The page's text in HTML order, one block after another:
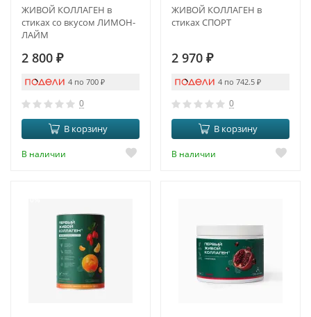
ЖИВОЙ КОЛЛАГЕН в
стиках со вкусом ЛИМОН-
ЛАЙМ
2 800 ₽
4 по 700 ₽
0
В корзину
В наличии
ЖИВОЙ КОЛЛАГЕН в
стиках СПОРТ
2 970 ₽
4 по 742.5 ₽
0
В корзину
В наличии